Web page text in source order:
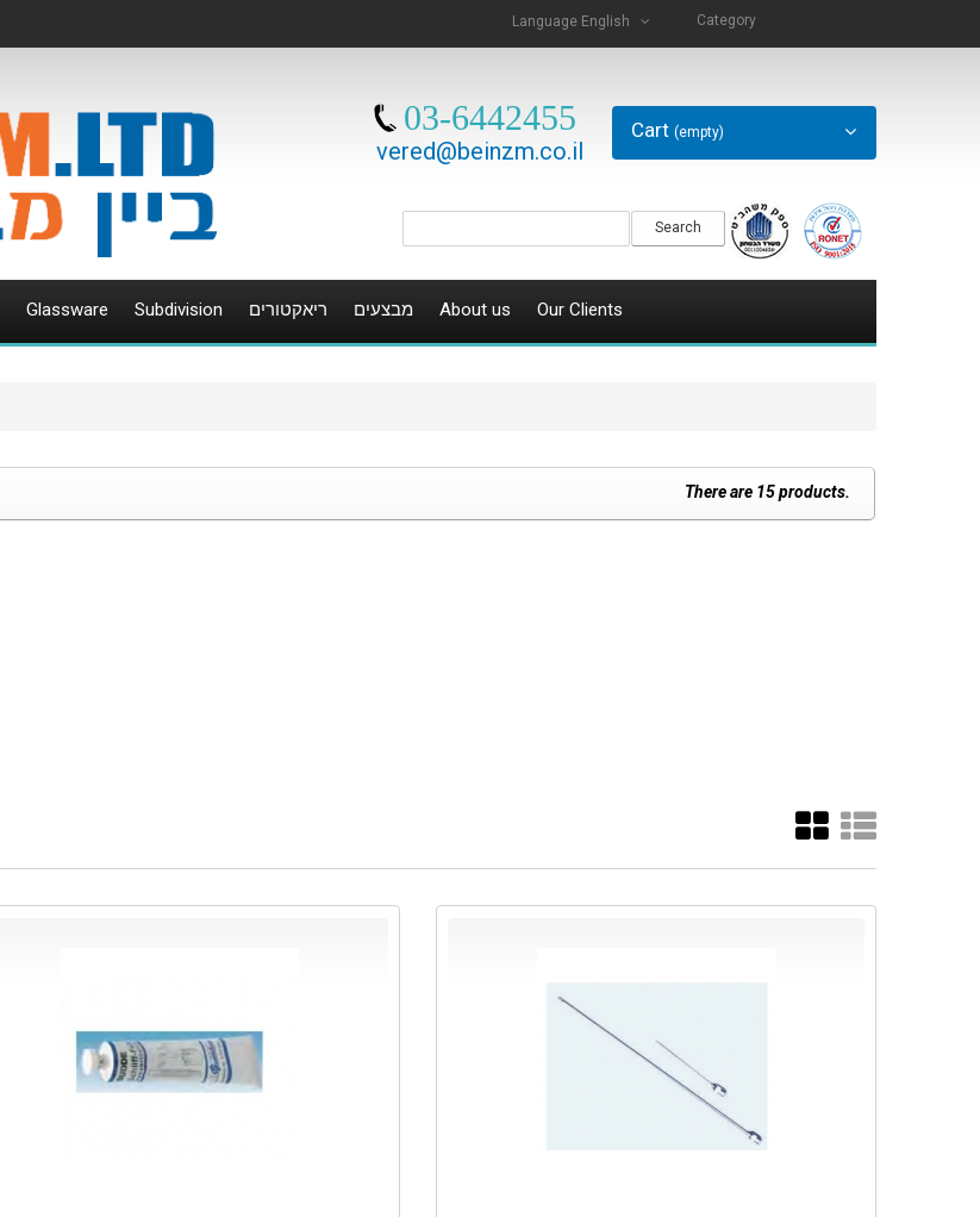
Language English Category
Search
03-6442455
vered@beinzm.co.il
Glassware Subdivision ריאקטורים מבצעים About us Our Clients
Cart (empty)
There are 15 products.